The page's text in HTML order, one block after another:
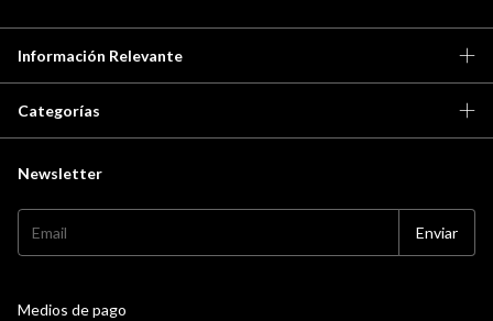
Información Relevante
Categorías
Newsletter
Medios de pago